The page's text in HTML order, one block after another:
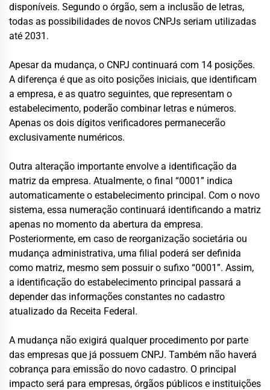
disponíveis. Segundo o órgão, sem a inclusão de letras,
todas as possibilidades de novos CNPJs seriam utilizadas
até 2031.
Apesar da mudança, o CNPJ continuará com 14 posições.
A diferença é que as oito posições iniciais, que identificam
a empresa, e as quatro seguintes, que representam o
estabelecimento, poderão combinar letras e números.
Apenas os dois dígitos verificadores permanecerão
exclusivamente numéricos.
Outra alteração importante envolve a identificação da
matriz da empresa. Atualmente, o final “0001” indica
automaticamente o estabelecimento principal. Com o novo
sistema, essa numeração continuará identificando a matriz
apenas no momento da abertura da empresa.
Posteriormente, em caso de reorganização societária ou
mudança administrativa, uma filial poderá ser definida
como matriz, mesmo sem possuir o sufixo “0001”. Assim,
a identificação do estabelecimento principal passará a
depender das informações constantes no cadastro
atualizado da Receita Federal.
A mudança não exigirá qualquer procedimento por parte
das empresas que já possuem CNPJ. Também não haverá
cobrança para emissão do novo cadastro. O principal
impacto será para empresas, órgãos públicos e instituições